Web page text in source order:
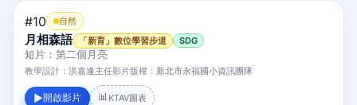
#10 自然
月相森語 「新育」數位學習步道 SDG
短片：第二個月亮
教學設計： 洪嘉逢主任影片版權： 新北市永福國小資訊團隊
▶開啟影片 📊 KTAV圖表